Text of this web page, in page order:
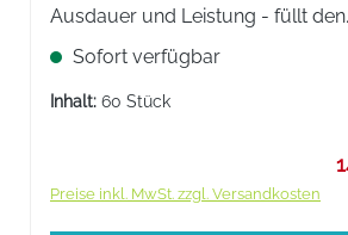
Ausdauer und Leistung - füllt den
Magnesiumspeicher nachhaltig
und Energiestoffwechsel plus
C.
Sofort verfügbar
Inhalt: 60 Stück
Preise inkl. MwSt. zzgl. Versandkosten